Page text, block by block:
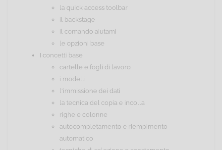
la quick access toolbar
il backstage
il comando aiutami
le opzioni base
I concetti base
cartelle e fogli di lavoro
i modelli
l'immissione dei dati
la tecnica del copia e incolla
righe e colonne
autocompletamento e riempimento
automatico